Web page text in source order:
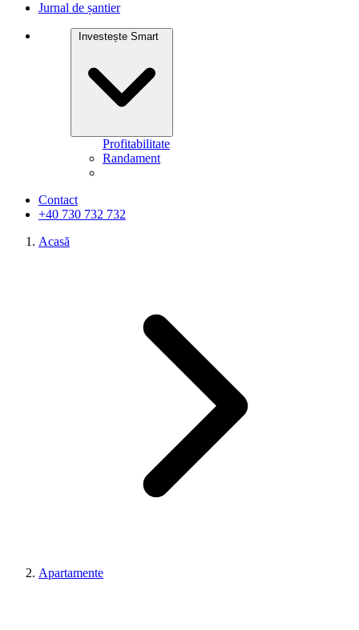
Jurnal de șantier
Investește Smart
Profitabilitate
Randament
Contact
+40 730 732 732
Acasă
Apartamente